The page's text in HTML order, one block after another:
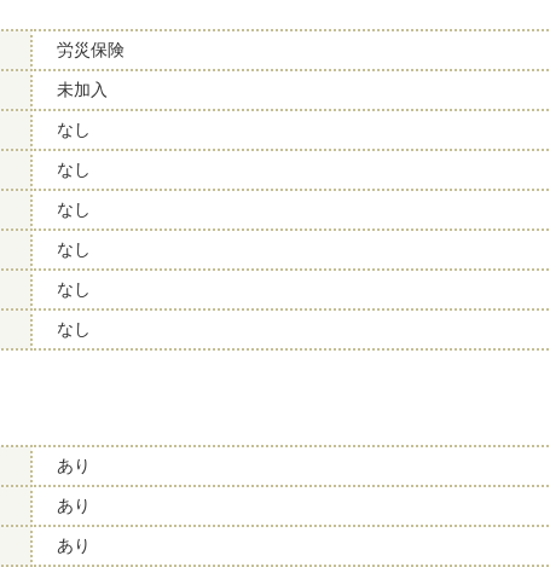
労災保険
未加入
なし
なし
なし
なし
なし
なし
あり
あり
あり